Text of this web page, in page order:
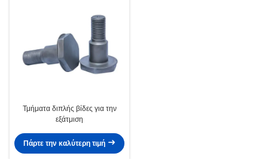
Τμήματα διπλής βίδες για την
εξάτμιση
Πάρτε την καλύτερη τιμή